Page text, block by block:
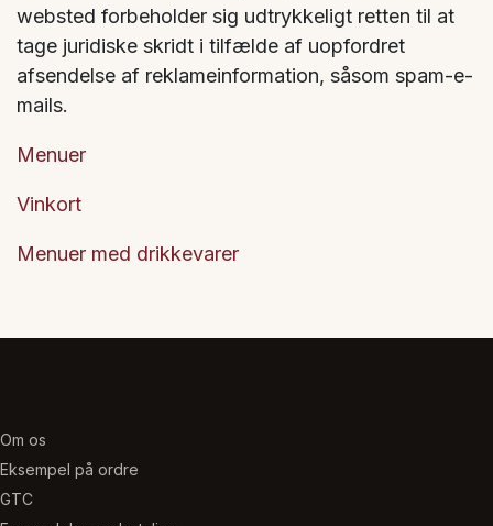
websted forbeholder sig udtrykkeligt retten til at
tage juridiske skridt i tilfælde af uopfordret
afsendelse af reklameinformation, såsom spam-e-
mails.
Menuer
Vinkort
Menuer med drikkevarer
Om os
Eksempel på ordre
GTC